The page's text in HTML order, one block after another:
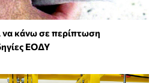
κάνω σε περίπτωση
ΕΟΔΥ